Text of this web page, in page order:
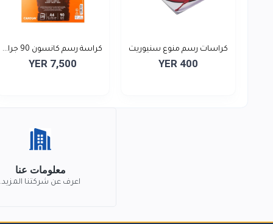
كراسات رسم منوع سنيوريت
YER 400
كراسة رسم كانسون 90 جرا...
YER 7,500
معلومات عنا
اعرف عن شركتنا المزيد.